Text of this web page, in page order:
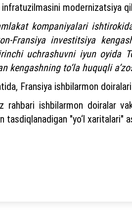
modernizatsiya
kompaniyalari
Fransiya investitsiya
uchrashuvni iyun oyida
kengashning to‘la huquqli
Fransiya ishbilarmon
rahbari ishbilarmon doiralar
tasdiqlanadigan "yo‘l xaritalari"